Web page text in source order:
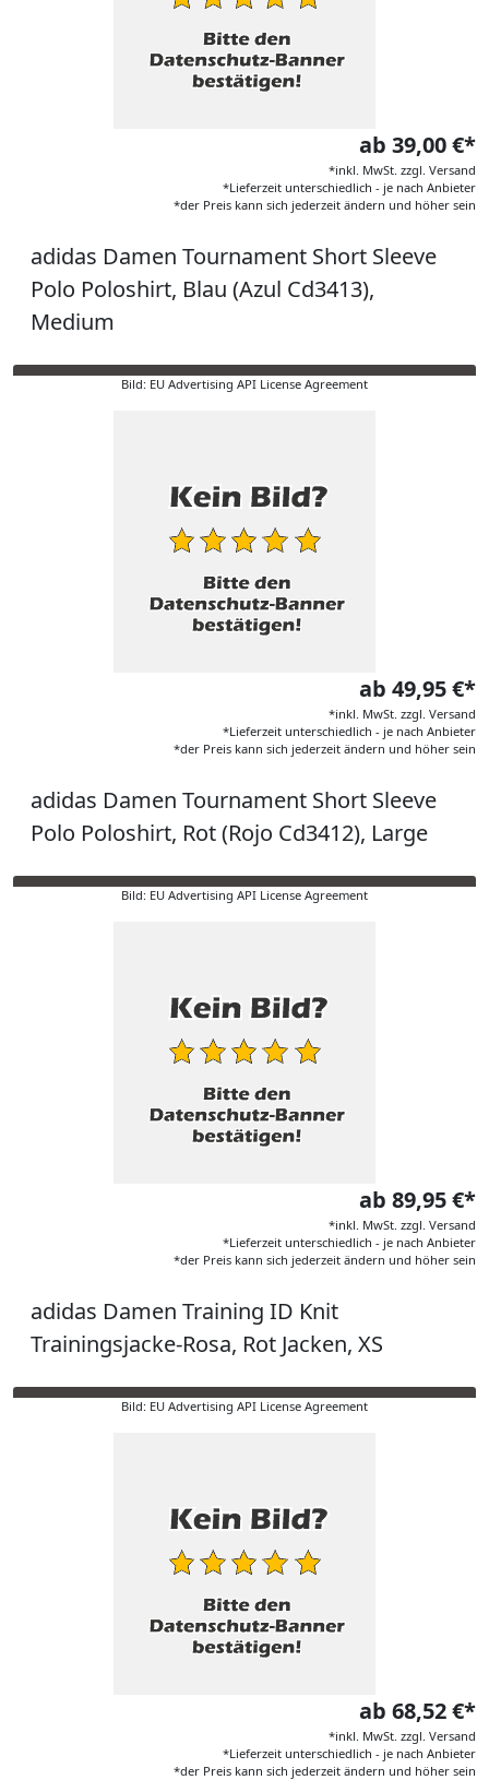
ab 39,00 €*
*inkl. MwSt. zzgl. Versand
*Lieferzeit unterschiedlich - je nach Anbieter
*der Preis kann sich jederzeit ändern und höher sein
adidas Damen Tournament Short Sleeve
Polo Poloshirt, Blau (Azul Cd3413),
Medium
Bild: EU Advertising API License Agreement
ab 49,95 €*
*inkl. MwSt. zzgl. Versand
*Lieferzeit unterschiedlich - je nach Anbieter
*der Preis kann sich jederzeit ändern und höher sein
adidas Damen Tournament Short Sleeve
Polo Poloshirt, Rot (Rojo Cd3412), Large
Bild: EU Advertising API License Agreement
ab 89,95 €*
*inkl. MwSt. zzgl. Versand
*Lieferzeit unterschiedlich - je nach Anbieter
*der Preis kann sich jederzeit ändern und höher sein
adidas Damen Training ID Knit
Trainingsjacke-Rosa, Rot Jacken, XS
Bild: EU Advertising API License Agreement
ab 68,52 €*
*inkl. MwSt. zzgl. Versand
*Lieferzeit unterschiedlich - je nach Anbieter
*der Preis kann sich jederzeit ändern und höher sein